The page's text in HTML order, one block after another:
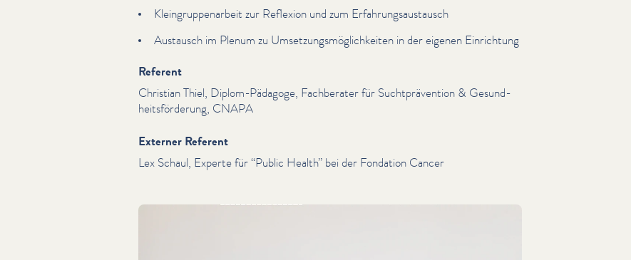
Kle­in­grup­pe­nar­beit zur Reflexion und zum Erfahrungsaus­tausch
Austausch im Plenum zu Umset­zungsmöglichkeit­en in der eigenen Einrichtung
Referent
Christian Thiel, Diplom-Pädagoge, Fachberater für Sucht­präven­tion & Gesund­
heits­förderung, CNAPA
Externer Referent
Lex Schaul, Experte für“Public Health” bei der Fondation Cancer